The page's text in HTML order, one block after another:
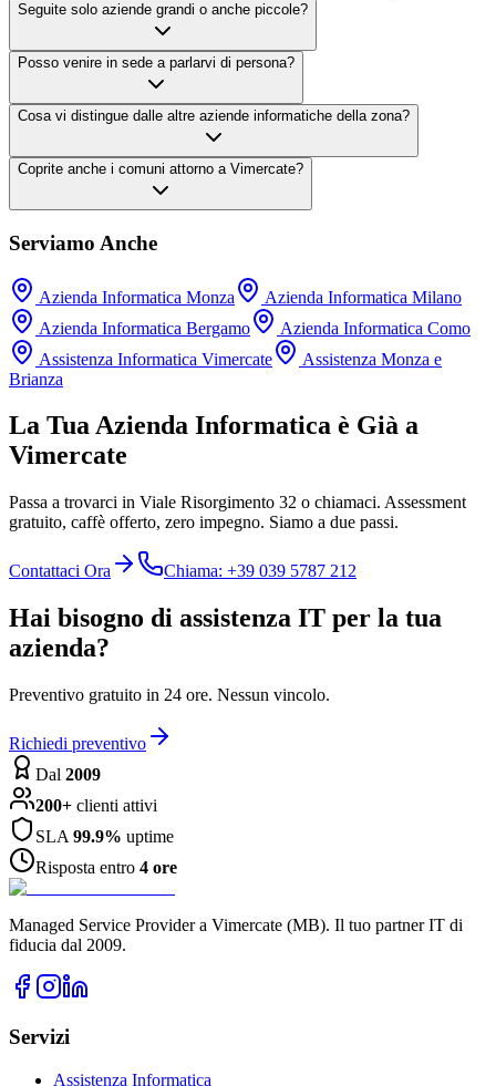
Seguite solo aziende grandi o anche piccole?
Posso venire in sede a parlarvi di persona?
Cosa vi distingue dalle altre aziende informatiche della zona?
Coprite anche i comuni attorno a Vimercate?
Serviamo Anche
Azienda Informatica Monza
Azienda Informatica Milano
Azienda Informatica Bergamo
Azienda Informatica Como
Assistenza Informatica Vimercate
Assistenza Monza e
Brianza
La Tua Azienda Informatica è Già a
Vimercate
Passa a trovarci in Viale Risorgimento 32 o chiamaci. Assessment
gratuito, caffè offerto, zero impegno. Siamo a due passi.
Contattaci Ora Chiama: +39 039 5787 212
Hai bisogno di assistenza IT per la tua
azienda?
Preventivo gratuito in 24 ore. Nessun vincolo.
Richiedi preventivo
Dal 2009
200+ clienti attivi
SLA 99.9% uptime
Risposta entro 4 ore
Managed Service Provider a Vimercate (MB). Il tuo partner IT di
fiducia dal 2009.
Servizi
Assistenza Informatica